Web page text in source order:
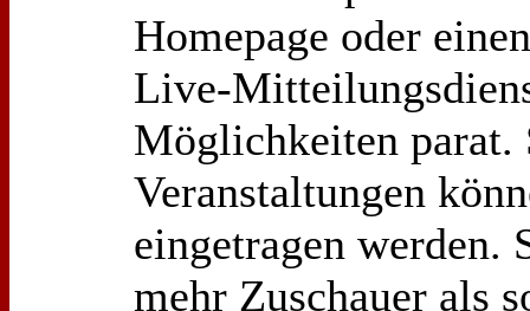
Homepage oder
Live-
Möglichkeiten parat.
Veranstaltungen
eingetragen werden.
mehr Zuschauer als